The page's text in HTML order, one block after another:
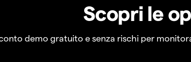
Scopri le
demo gratuito e senza rischi per